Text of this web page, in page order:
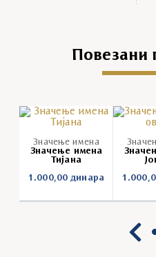
Повезани
Значење имена
Значење имена
Тијана
1.000,00динара